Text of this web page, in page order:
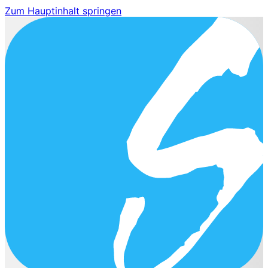
Zum Hauptinhalt springen